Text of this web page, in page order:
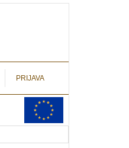
PRIJAVA